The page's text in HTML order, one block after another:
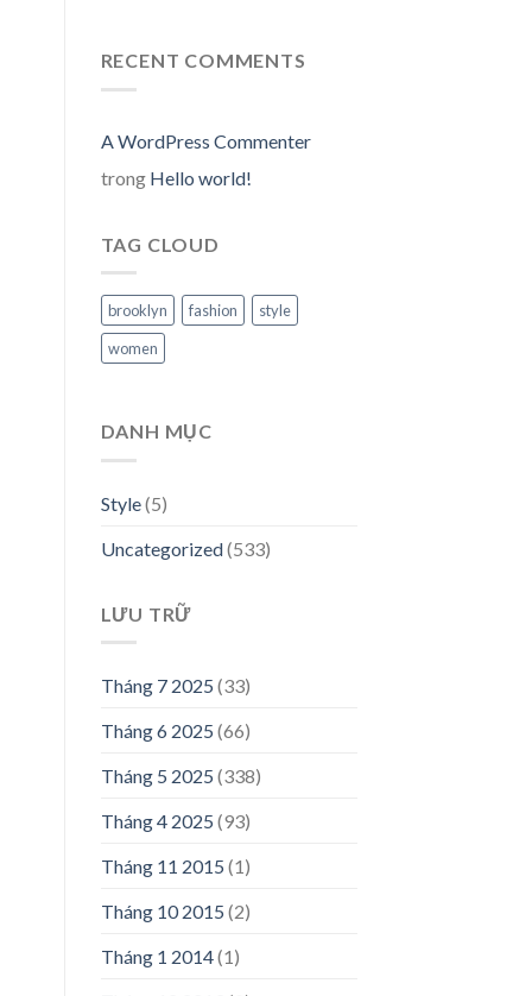
RECENT COMMENTS
A WordPress Commenter
trong Hello world!
TAG CLOUD
brooklyn fashion
style
women
DANH MỤC
Style(5)
Uncategorized(533)
LƯU TRỮ
Tháng 7 2025 (33)
Tháng 6 2025 (66)
Tháng 5 2025 (338)
Tháng 4 2025 (93)
Tháng 11 2015 (1)
Tháng 10 2015 (2)
Tháng 1 2014(1)